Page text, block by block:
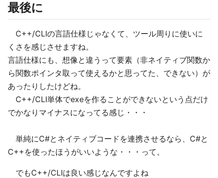
最後に
C++/CLIの言語仕様じゃなくて、ツール周りに使いに
くさを感じさせますね。
言語仕様にも、想像と違うって要素（非ネイティブ関数か
ら関数ポインタ取って使えるかと思ってた、できない）が
あったりしたけどね。
C++/CLI単体でexeを作ることができないという点だけ
でかなりマイナスになってる感じ・・・
単純にC#とネイティブコードを連携させるなら、C#と
C++を使ったほうがいいような・・・って。
でもC++/CLIは良い感じなんですよね